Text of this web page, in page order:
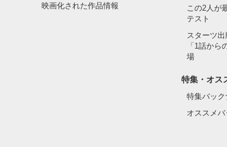
映画化された作品情報
この2人が
テスト
スターツ
「1話から
場
特集・オス
特集バック
オススメ